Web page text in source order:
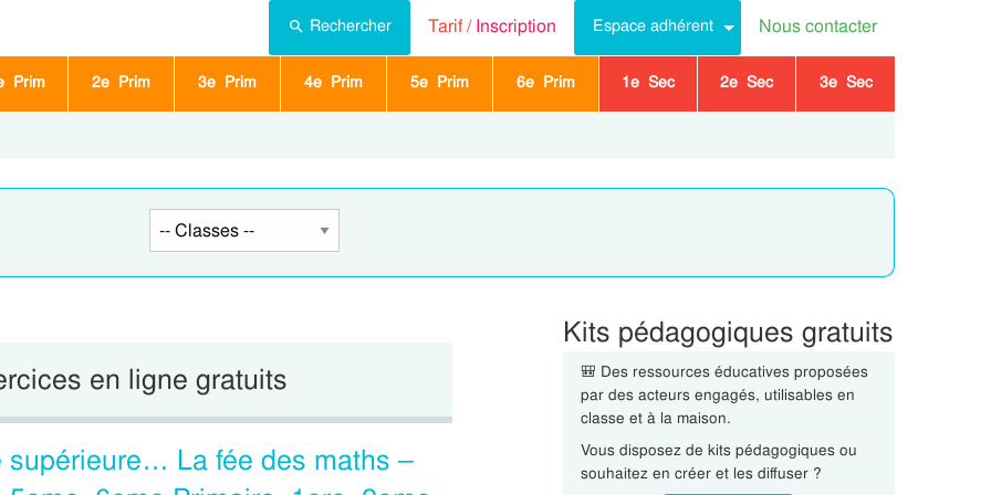
Rechercher Tarif /Inscription Espace adhérent Nous contacter
Prim 2e Prim 3e Prim 4e Prim 5e Prim 6e Prim 1e Sec 2e Sec 3e Sec
en ligne gratuits
La fée des maths –
Kits pédagogiques gratuits
🎒 Des ressources éducatives proposées
par des acteurs engagés, utilisables en
classe et à la maison.
Vous disposez de kits pédagogiques ou
souhaitez en créer et les diffuser ?